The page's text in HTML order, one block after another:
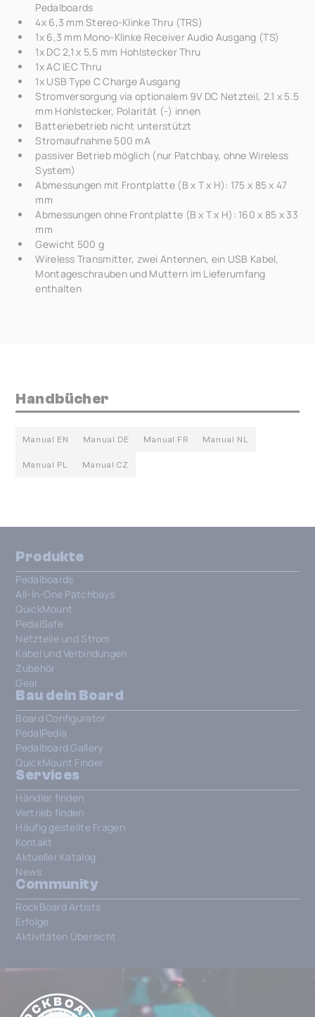
Pedalboards
4x 6,3 mm Stereo-Klinke Thru (TRS)
1x 6,3 mm Mono-Klinke Receiver Audio Ausgang (TS)
1x DC 2,1 x 5,5 mm Hohlstecker Thru
1x AC IEC Thru
1x USB Type C Charge Ausgang
Stromversorgung via optionalem 9V DC Netzteil, 2.1 x 5.5
mm Hohlstecker, Polarität (-) innen
Batteriebetrieb nicht unterstützt
Stromaufnahme 500 mA
passiver Betrieb möglich (nur Patchbay, ohne Wireless
System)
Abmessungen mit Frontplatte (B x T x H): 175 x 85 x 47
mm
Abmessungen ohne Frontplatte (B x T x H): 160 x 85 x 33
mm
Gewicht 500 g
Wireless Transmitter, zwei Antennen, ein USB Kabel,
Montageschrauben und Muttern im Lieferumfang
enthalten
Handbücher
Manual EN Manual DE Manual FR Manual NL
Manual PL Manual CZ
Produkte
Pedalboards
All-In-One Patchbays
QuickMount
PedalSafe
Netzteile und Strom
Kabel und Verbindungen
Zubehör
Gear
Bau dein Board
Board Configurator
PedalPedia
Pedalboard Gallery
QuickMount Finder
Services
Händler finden
Vertrieb finden
Häufig gestellte Fragen
Kontakt
Aktueller Katalog
News
Community
RockBoard Artists
Erfolge
Aktivitäten Übersicht